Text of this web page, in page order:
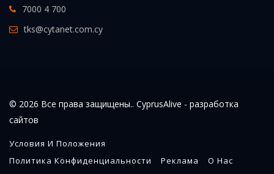
7000 4 700
tks@cytanet.com.cy
© 2026 Все права защищены.. CyprusAlive - разработка
сайтов
Условия И Положения
Политика Конфиденциальности
Реклама
О Нас